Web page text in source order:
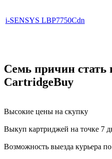
i-SENSYS LBP7750Cdn
Семь причин стать
CartridgeBuy
Высокие цены на скупку
Выкуп картриджей на точке 7
Возможность выезда курьера